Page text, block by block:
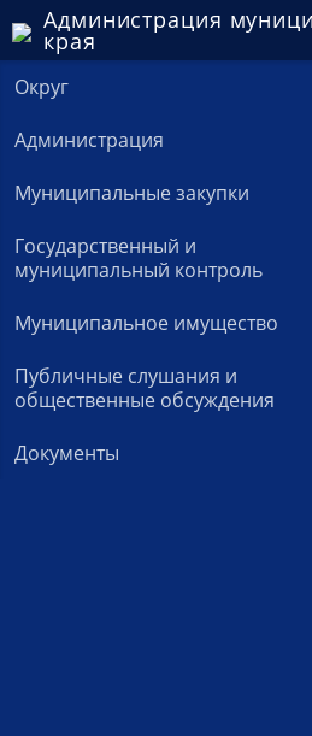
Администрация
края
Округ
Администрация
Муниципальные закупки
Государственный и
муниципальный контроль
Муниципальное имущество
Публичные слушания и
общественные обсуждения
Документы